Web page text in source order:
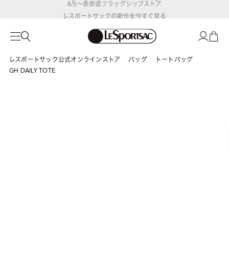
レスポートサックの新作を 今すぐ見る
レスポートサック公式オンラインストア バッグ
トートバッグ
GH DAILY TOTE